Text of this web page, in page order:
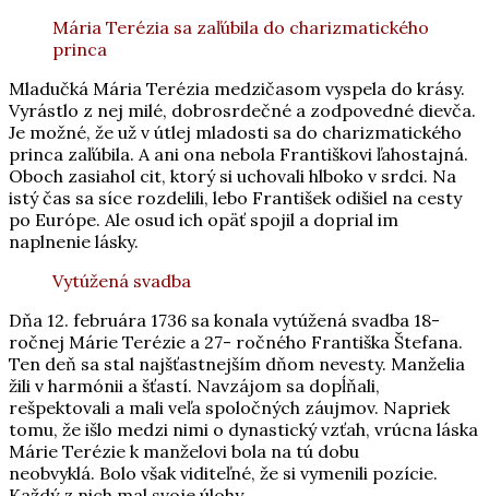
Mária Terézia sa zaľúbila do charizmatického
princa
Mladučká Mária Terézia medzičasom vyspela do krásy.
Vyrástlo z nej milé, dobrosrdečné a zodpovedné dievča.
Je možné, že už v útlej mladosti sa do charizmatického
princa zaľúbila. A ani ona nebola Františkovi ľahostajná.
Oboch zasiahol cit, ktorý si uchovali hlboko v srdci. Na
istý čas sa síce rozdelili, lebo František odišiel na cesty
po Európe. Ale osud ich opäť spojil a doprial im
naplnenie lásky.
Vytúžená svadba
Dňa 12. februára 1736 sa konala vytúžená svadba 18-
ročnej Márie Terézie a 27- ročného Františka Štefana.
Ten deň sa stal najšťastnejším dňom nevesty. Manželia
žili v harmónii a šťastí. Navzájom sa dopĺňali,
rešpektovali a mali veľa spoločných záujmov. Napriek
tomu, že išlo medzi nimi o dynastický vzťah, vrúcna láska
Márie Terézie k manželovi bola na tú dobu
neobvyklá. Bolo však viditeľné, že si vymenili pozície.